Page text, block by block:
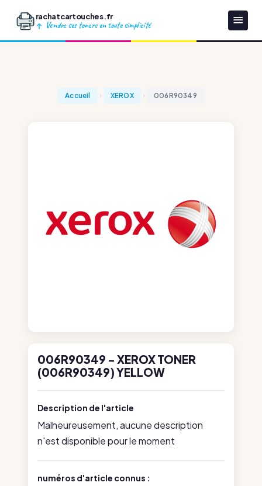
rachatcartouches.fr
Vendre ses toners en toute simplicité
Accueil XEROX 006R90349
006R90349 - XEROX TONER
(006R90349) YELLOW
Description de l'article
Malheureusement, aucune description
n'est disponible pour le moment
numéros d'article connus :